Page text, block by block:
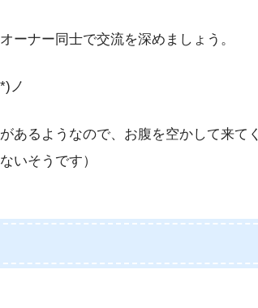
ーナー同士で交流を深めましょう。
ノ
あるようなので、お腹を空かして来てく
いそうです）